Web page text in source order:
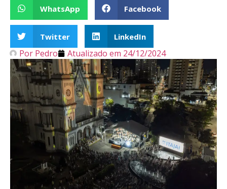
WhatsApp Facebook
Twitter LinkedIn
Por Pedro Atualizado em 24/12/2024